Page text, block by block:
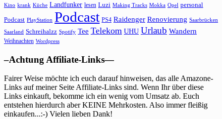
Kino krank Küche Landfunker lesen Luzi Making Tracks Mokka Opel personal
Podcast PlayStation Podcast PS4 Raidenger Renovierung Saarbrücken
Saarland Schreihalzz Spotify Tee Telekom UHU Urlaub Wandern
Weihnachten Wordpress
–Achtung Affiliate-Links—
Fairer Weise möchte ich euch darauf hinweisen, das alle Amazone-
Links auf meiner Seite Affiliate-Links sind. Wenn Ihr über diese
Links einkauft, bekomme ich ein wenig vom Umsatz ab. Euch
entstehen hierdurch aber KEINE Mehrkosten. Also immer fleißig
einkaufen...:-) Vielen lieben Dank!